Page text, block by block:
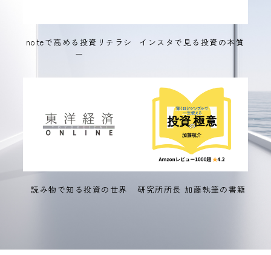
noteで高める投資リテラシ
ー
インスタで見る投資の本質
読み物で知る投資の世界 研究所所長 加藤執筆の書籍